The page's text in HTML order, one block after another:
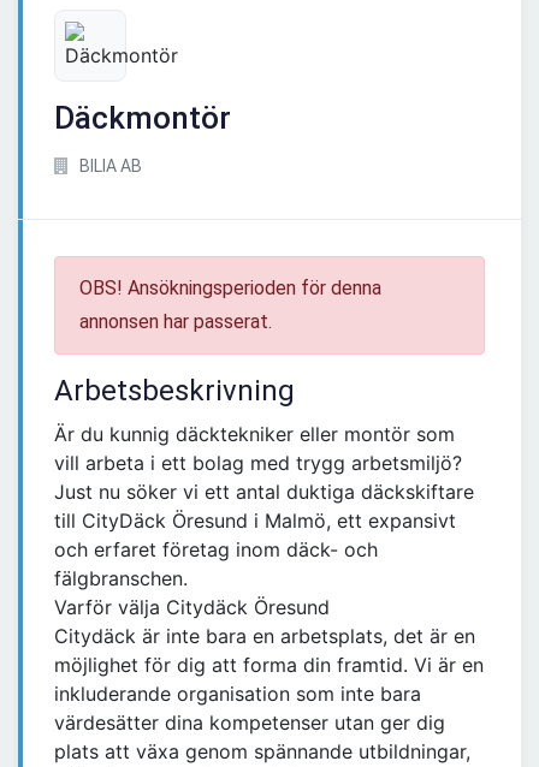
Däckmontör
BILIA AB
OBS! Ansökningsperioden för denna
annonsen har passerat.
Arbetsbeskrivning
Är du kunnig däcktekniker eller montör som
vill arbeta i ett bolag med trygg arbetsmiljö?
Just nu söker vi ett antal duktiga däckskiftare
till CityDäck Öresund i Malmö, ett expansivt
och erfaret företag inom däck- och
fälgbranschen.
Varför välja Citydäck Öresund
Citydäck är inte bara en arbetsplats, det är en
möjlighet för dig att forma din framtid. Vi är en
inkluderande organisation som inte bara
värdesätter dina kompetenser utan ger dig
plats att växa genom spännande utbildningar,